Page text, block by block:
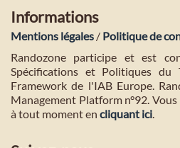
Informations
Mentions légales / Politique de
Randozone participe et est
Spécifications et Politiques du
Framework de l'IAB Europe.
Management Platform n°92.
à tout moment en cliquant ici.